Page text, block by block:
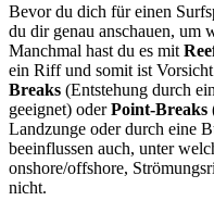
Bevor du dich für einen
du dir genau anschauen, um
Manchmal hast du es mit
ein Riff und somit ist
Breaks (Entstehung durch
geeignet) oderPoint-Breaks
Landzunge oder durch eine
beeinflussen auch, unter
onshore/offshore,
nicht.